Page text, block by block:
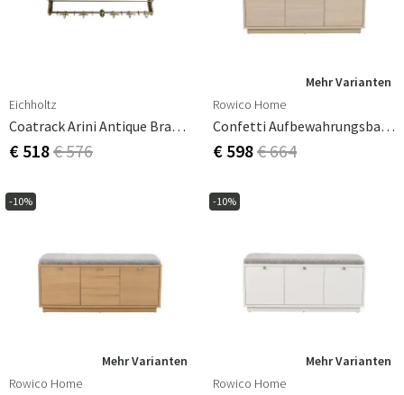
Eichholtz
Coatrack Arini Antique Brass Finish
€ 518€ 576
Mehr Varianten
Rowico Home
Confetti Aufbewahrungsbank Eiche Weiß Pigmentiert/Schafslederoptik
€ 598€ 664
-10%
Mehr Varianten
Rowico Home
-10%
Mehr Varianten
Rowico Home